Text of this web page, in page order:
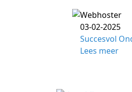
03-02-2025
Succesvol
Lees meer